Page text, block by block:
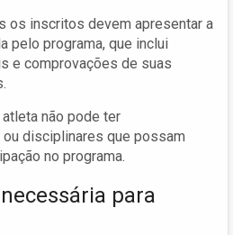
os inscritos devem apresentar a
pelo programa, que inclui
e comprovações de suas
atleta não pode ter
disciplinares que possam
no programa.
para